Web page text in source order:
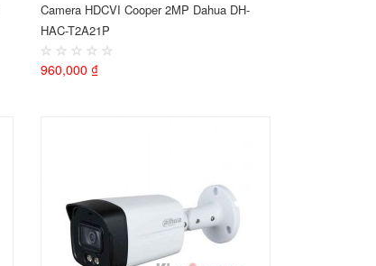
Camera HDCVI Cooper 2MP Dahua DH-
HAC-T2A21P
960,000 ₫